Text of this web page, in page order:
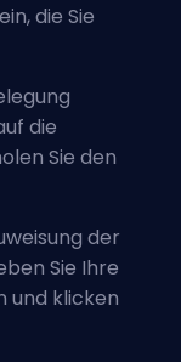
die Sie
die
Sie den
der
Sie Ihre
und klicken